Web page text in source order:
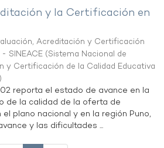
y la Certificación en
Acreditación y Certificación
SINEACE (Sistema Nacional de
y Certificación de la Calidad Educativa
)
reporta el estado de avance en la
de la calidad de la oferta de
plano nacional y en la región Puno,
y las dificultades ...